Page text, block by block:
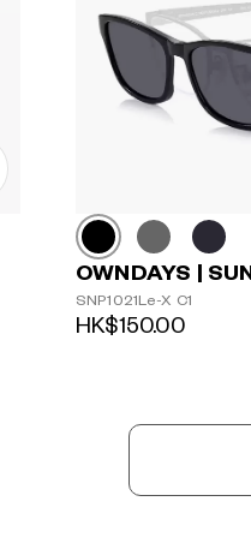
OWNDAYS | SUN
SNP1021Le-X C1
HK$150.00